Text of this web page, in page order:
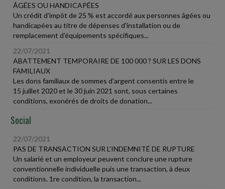
ÂGÉES OU HANDICAPÉES
Un crédit d'impôt de 25 % est accordé aux personnes âgées ou
handicapées au titre de dépenses d'installation ou de
remplacement d'équipements spécifiques...
22/07/2021
ABATTEMENT TEMPORAIRE DE 100 000 ? SUR LES DONS
FAMILIAUX
Les dons familiaux de sommes d'argent consentis entre le
15 juillet 2020 et le 30 juin 2021 sont, sous certaines
conditions, exonérés de droits de donation...
Social
22/07/2021
PAS DE TRANSACTION SUR L'INDEMNITÉ DE RUPTURE
Un salarié et un employeur peuvent conclure une rupture
conventionnelle individuelle puis une transaction, à deux
conditions. 1re condition, la transaction...